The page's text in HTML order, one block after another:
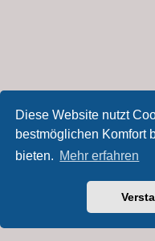
Diese Website nutzt
bestmöglichen Komfort
bieten. Mehr erfahren